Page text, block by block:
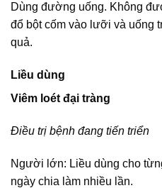
Dùng đường uống. Không
đổ bột cốm vào lưỡi và uống
quả.
Liều dùng
Viêm loét đại tràng
Điều trị bệnh đang tiến triển
Người lớn: Liều dùng cho
ngày chia làm nhiều lần.